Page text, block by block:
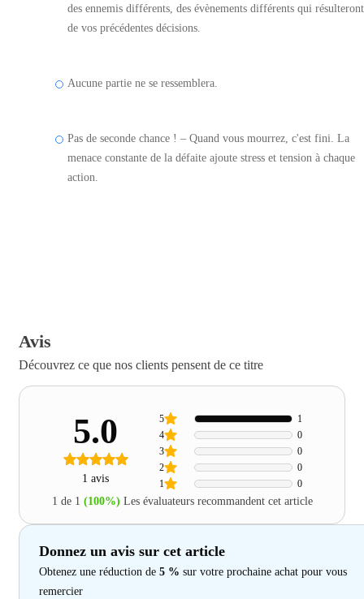
des ennemis différents, des évènements différents qui résulteront
de vos précédentes décisions.
Aucune partie ne se ressemblera.
Pas de seconde chance ! – Quand vous mourrez, c'est fini. La
menace constante de la défaite ajoute stress et tension à chaque
action.
Avis
Découvrez ce que nos clients pensent de ce titre
5.0
1 avis 1 0
2 0
3 0
4 0
5 1
1 de 1 (100%) Les évaluateurs recommandent cet article
Donnez un avis sur cet article
Obtenez une réduction de 5 % sur votre prochaine achat pour vous
remercier